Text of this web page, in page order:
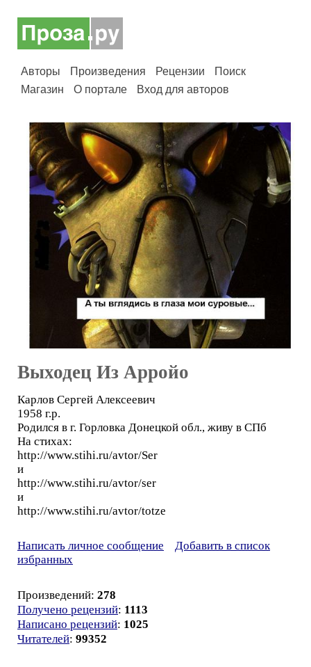
Авторы Произведения Рецензии
Поиск
Магазин
О портале Вход для авторов
Выходец Из Арройо
Карлов Сергей Алексеевич
1958 г.р.
Родился в г. Горловка Донецкой обл., живу в СПб
На стихах:
http://www.stihi.ru/avtor/Ser
и
http://www.stihi.ru/avtor/ser
и
http://www.stihi.ru/avtor/totze
Написать личное сообщение
Добавить в список
избранных
Произведений: 278
Получено рецензий: 1113
Написано рецензий: 1025
Читателей: 99352